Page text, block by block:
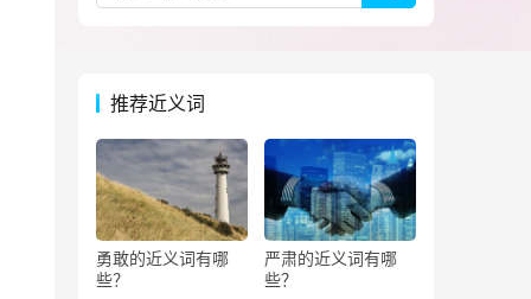
推荐近义词
勇敢的近义词有哪
些？
严肃的近义词有哪
些？